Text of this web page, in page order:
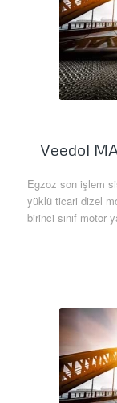
Veedol
Egzoz son işlem
yüklü ticari dizel
birinci sınıf motor